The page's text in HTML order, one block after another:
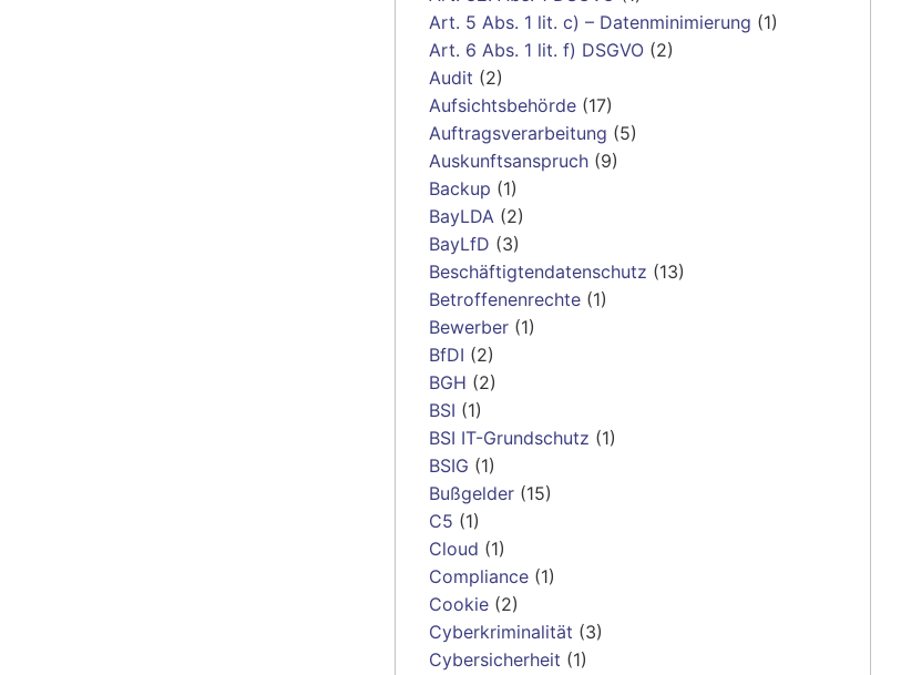
Art. 5 Abs. 1 lit. c) – Datenminimierung (1)
Art. 6 Abs. 1 lit. f) DSGVO(2)
Audit (2)
Aufsichtsbehörde(17)
Auftragsverarbeitung (5)
Auskunftsanspruch(9)
Backup (1)
BayLDA(2)
BayLfD (3)
Beschäftigtendatenschutz (13)
Betroffenenrechte(1)
Bewerber(1)
BfDI (2)
BGH (2)
BSI (1)
BSI IT-Grundschutz (1)
BSIG (1)
Bußgelder(15)
C5 (1)
Cloud (1)
Compliance(1)
Cookie(2)
Cyberkriminalität (3)
Cybersicherheit (1)